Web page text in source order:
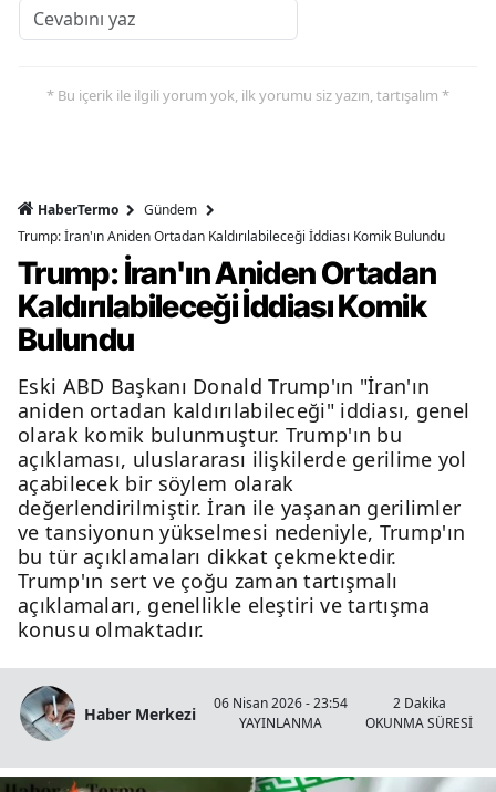
* Bu içerik ile ilgili yorum yok, ilk yorumu siz yazın, tartışalım *
HaberTermo
Gündem
Trump: İran'ın Aniden Ortadan Kaldırılabileceği İddiası Komik Bulundu
Trump: İran'ın Aniden Ortadan
Kaldırılabileceği İddiası Komik
Bulundu
Eski ABD Başkanı Donald Trump'ın "İran'ın
aniden ortadan kaldırılabileceği" iddiası, genel
olarak komik bulunmuştur. Trump'ın bu
açıklaması, uluslararası ilişkilerde gerilime yol
açabilecek bir söylem olarak
değerlendirilmiştir. İran ile yaşanan gerilimler
ve tansiyonun yükselmesi nedeniyle, Trump'ın
bu tür açıklamaları dikkat çekmektedir.
Trump'ın sert ve çoğu zaman tartışmalı
açıklamaları, genellikle eleştiri ve tartışma
konusu olmaktadır.
Haber Merkezi
06 Nisan 2026 - 23:54
YAYINLANMA
2 Dakika
OKUNMA SÜRESİ